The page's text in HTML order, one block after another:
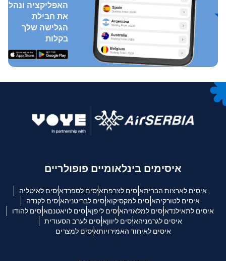
האפליקציה ונהל
את חבילת
הגלישה שלך
בקלות
איסימים בינלאומיים פופולריים
איסים לארצות הבריתאיסים לצרפתאיסים לספרדאיסים לאיטליה
איסים לטורקיהאיסים למקסיקואיסים לבריטניהאיסים לקנדה
איסים לתאילנדאיסים למלאזיהאיסים ליפןאיסים לויאטנםאיסים להודו
איסים לגרמניהאיסים ליווןאיסים לערב הסעודית
איסים לאיחוד האמירויותאיסים למצרים